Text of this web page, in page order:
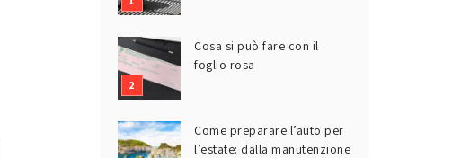
Cosa si può fare con il
foglio rosa
Come preparare l’auto per
l’estate: dalla manutenzione